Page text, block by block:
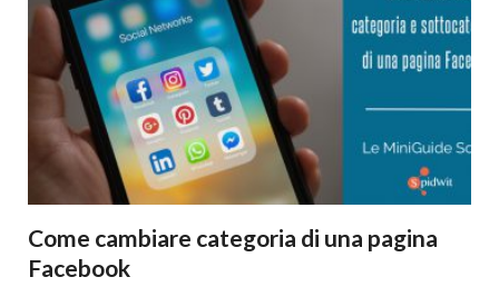
Come cambiare categoria di una pagina
Facebook